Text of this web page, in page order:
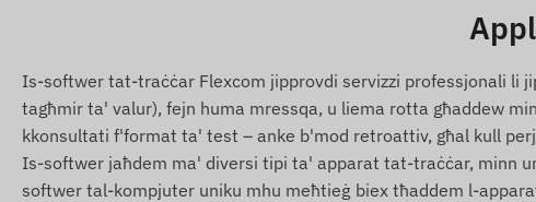
Twissija ta' tneħħija: Tibgħat notifika immedjata jekk l-
Sinjal ta' livell baxx tal-batterija għas-sigurtà tat-tħaddim.
Sejbien ta' moviment minn pożizzjoni wieqfa.
Ċint diġitali (Geofencing): Notifika meta l-apparat joħroġ
Kontenut tal-pakkett
Is-softwer tat-traċċar Flexcom jipprovdi servizzi professjonali
tagħmir ta' valur), fejn huma mressqa, u liema rotta għaddew
kkonsultati f'format ta' test – anke b'mod retroattiv, għal kull
Is-softwer jaħdem ma' diversi tipi ta' apparat tat-traċċar, minn
softwer tal-kompjuter uniku mhu meħtieġ biex tħaddem l-